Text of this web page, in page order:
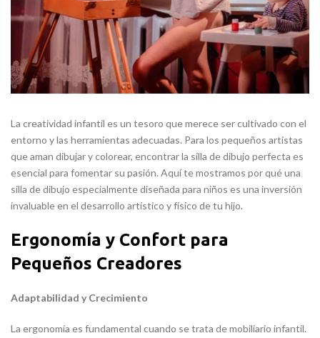
La creatividad infantil es un tesoro que merece ser cultivado con el
entorno y las herramientas adecuadas. Para los pequeños artistas
que aman dibujar y colorear, encontrar la silla de dibujo perfecta es
esencial para fomentar su pasión. Aquí te mostramos por qué una
silla de dibujo especialmente diseñada para niños es una inversión
invaluable en el desarrollo artístico y físico de tu hijo.
Ergonomía y Confort para
Pequeños Creadores
Adaptabilidad y Crecimiento
La ergonomía es fundamental cuando se trata de mobiliario infantil.